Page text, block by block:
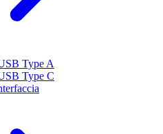
Type A
Type C